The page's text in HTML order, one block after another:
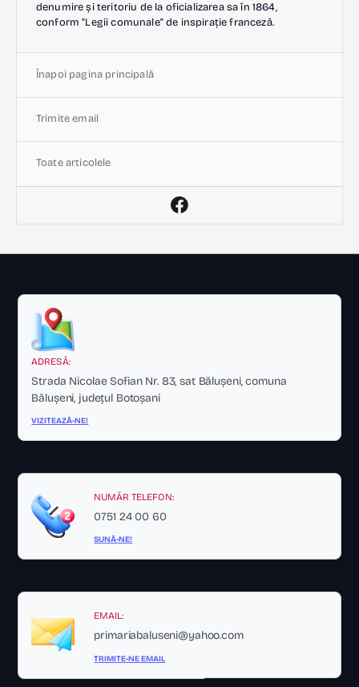
denumire și teritoriu de la oficializarea sa în 1864,
conform "Legii comunale" de inspirație franceză.
Înapoi pagina principală
Trimite email
Toate articolele
ADRESĂ:
Strada Nicolae Sofian Nr. 83, sat Bălușeni, comuna
Bălușeni, județul Botoșani
VIZITEAZĂ-NE!
NUMĂR TELEFON:
0751 24 00 60
SUNĂ-NE!
EMAIL:
primariabaluseni@yahoo.com
TRIMITE-NE EMAIL